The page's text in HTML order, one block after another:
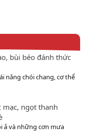
bùi béo đánh thức
nắng chói chang, cơ thể
mạc, ngọt thanh
ả và những cơn mưa